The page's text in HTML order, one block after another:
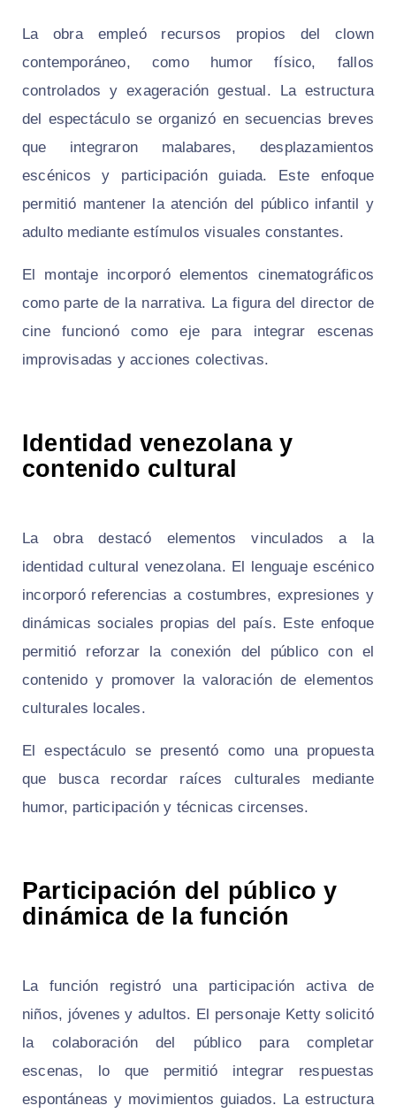
La obra empleó recursos propios del clown
contemporáneo, como humor físico, fallos
controlados y exageración gestual. La estructura
del espectáculo se organizó en secuencias breves
que integraron malabares, desplazamientos
escénicos y participación guiada. Este enfoque
permitió mantener la atención del público infantil y
adulto mediante estímulos visuales constantes.
El montaje incorporó elementos cinematográficos
como parte de la narrativa. La figura del director de
cine funcionó como eje para integrar escenas
improvisadas y acciones colectivas.
Identidad venezolana y
contenido cultural
La obra destacó elementos vinculados a la
identidad cultural venezolana. El lenguaje escénico
incorporó referencias a costumbres, expresiones y
dinámicas sociales propias del país. Este enfoque
permitió reforzar la conexión del público con el
contenido y promover la valoración de elementos
culturales locales.
El espectáculo se presentó como una propuesta
que busca recordar raíces culturales mediante
humor, participación y técnicas circenses.
Participación del público y
dinámica de la función
La función registró una participación activa de
niños, jóvenes y adultos. El personaje Ketty solicitó
la colaboración del público para completar
escenas, lo que permitió integrar respuestas
espontáneas y movimientos guiados. La estructura